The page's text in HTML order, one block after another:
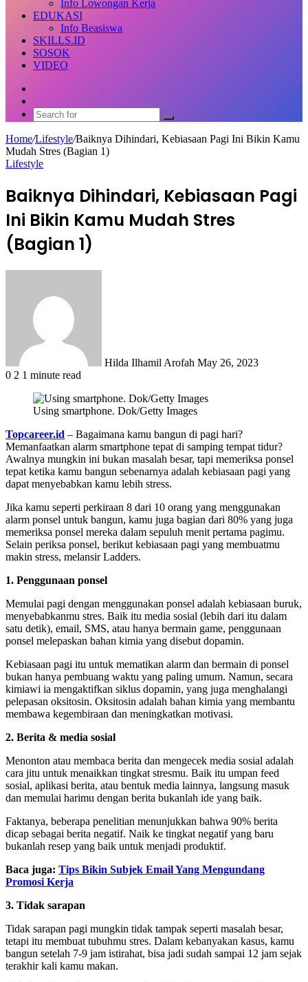
Info Lowongan Kerja
EDUKASI
Info Beasiswa
SKILLS.ID
SOSOK
VIDEO
skin
Search
for
Home/Lifestyle/Baiknya Dihindari, Kebiasaan Pagi Ini Bikin Kamu
Mudah Stres (Bagian 1)
Lifestyle
Baiknya Dihindari, Kebiasaan Pagi
Ini Bikin Kamu Mudah Stres
(Bagian 1)
Hilda Ilhamil Arofah May 26, 2023
0 2 1 minute read
Using smartphone. Dok/Getty Images
Topcareer.id – Bagaimana kamu bangun di pagi hari?
Memanfaatkan alarm smartphone tepat di samping tempat tidur?
Awalnya mungkin ini bukan masalah besar, tapi memeriksa ponsel
tepat ketika kamu bangun sebenarnya adalah kebiasaan pagi yang
dapat menyebabkan kamu lebih stress.
Jika kamu seperti perkiraan 8 dari 10 orang yang menggunakan
alarm ponsel untuk bangun, kamu juga bagian dari 80% yang juga
memeriksa ponsel mereka dalam sepuluh menit pertama pagimu.
Selain periksa ponsel, berikut kebiasaan pagi yang membuatmu
makin stress, melansir Ladders.
1. Penggunaan ponsel
Memulai pagi dengan menggunakan ponsel adalah kebiasaan buruk,
menyebabkanmu stres. Baik itu media sosial (lebih dari itu dalam
satu detik), email, SMS, atau hanya bermain game, penggunaan
ponsel melepaskan bahan kimia yang disebut dopamin.
Kebiasaan pagi itu untuk mematikan alarm dan bermain di ponsel
bukan hanya pembuang waktu yang paling umum. Namun, secara
kimiawi ia mengaktifkan siklus dopamin, yang juga menghalangi
pelepasan oksitosin. Oksitosin adalah bahan kimia yang membantu
membawa kegembiraan dan meningkatkan motivasi.
2. Berita & media sosial
Menonton atau membaca berita dan mengecek media sosial adalah
cara jitu untuk menaikkan tingkat stresmu. Baik itu umpan feed
sosial, aplikasi berita, atau bentuk media lainnya, langsung masuk
dan memulai harimu dengan berita bukanlah ide yang baik.
Faktanya, beberapa penelitian menunjukkan bahwa 90% berita
dicap sebagai berita negatif. Naik ke tingkat negatif yang baru
bukanlah resep yang baik untuk menjadi produktif.
Baca juga: Tips Bikin Subjek Email Yang Mengundang
Promosi Kerja
3. Tidak sarapan
Tidak sarapan pagi mungkin tidak tampak seperti masalah besar,
tetapi itu membuat tubuhmu stres. Dalam kebanyakan kasus, kamu
bangun setelah 7-9 jam istirahat, bisa jadi sudah sampai 12 jam sejak
terakhir kali kamu makan.